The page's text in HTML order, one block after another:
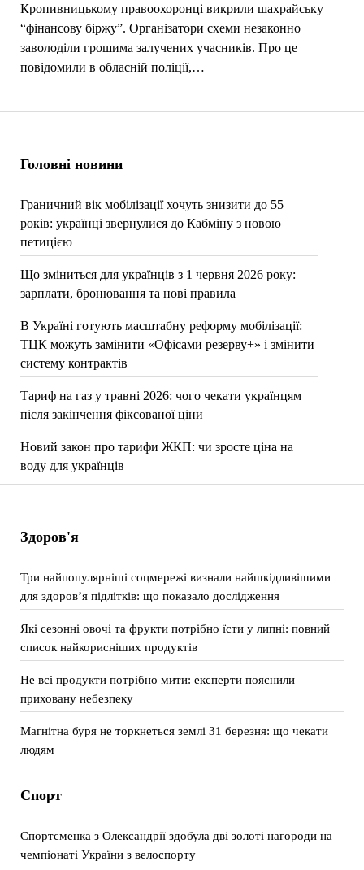
Головні новини
Граничний вік мобілізації хочуть знизити до 55
років: українці звернулися до Кабміну з новою
петицією
Що зміниться для українців з 1 червня 2026 року:
зарплати, бронювання та нові правила
В Україні готують масштабну реформу мобілізації:
ТЦК можуть замінити «Офісами резерву+» і змінити
систему контрактів
Тариф на газ у травні 2026: чого чекати українцям
після закінчення фіксованої ціни
Новий закон про тарифи ЖКП: чи зросте ціна на
воду для українців
Кропивницькому правоохоронці викрили шахрайську
“фінансову біржу”. Організатори схеми незаконно
заволоділи грошима залучених учасників. Про це
повідомили в обласній поліції,…
Здоров'я
Три найпопулярніші соцмережі визнали найшкідливішими
для здоров’я підлітків: що показало дослідження
Які сезонні овочі та фрукти потрібно їсти у липні: повний
список найкорисніших продуктів
Не всі продукти потрібно мити: експерти пояснили
приховану небезпеку
Магнітна буря не торкнеться землі 31 березня: що чекати
людям
Спорт
Спортсменка з Олександрії здобула дві золоті нагороди на
чемпіонаті України з велоспорту